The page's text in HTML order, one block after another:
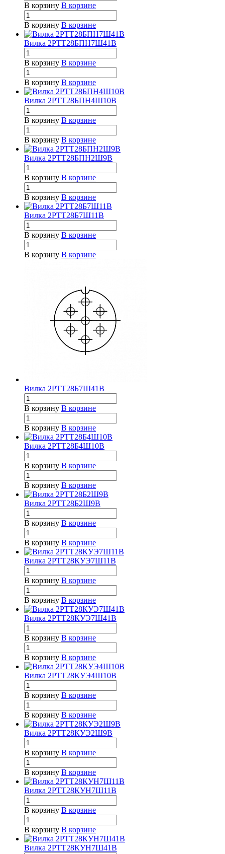
В корзину В корзине
В корзину В корзине
Вилка 2РТТ28БПН7Ш41В
В корзину В корзине
В корзину В корзине
Вилка 2РТТ28БПН4Ш10В
В корзину В корзине
В корзину В корзине
Вилка 2РТТ28БПН2Ш9В
В корзину В корзине
В корзину В корзине
Вилка 2РТТ28Б7Ш11В
В корзину В корзине
В корзину В корзине
Вилка 2РТТ28Б7Ш41В
В корзину В корзине
В корзину В корзине
Вилка 2РТТ28Б4Ш10В
В корзину В корзине
В корзину В корзине
Вилка 2РТТ28Б2Ш9В
В корзину В корзине
В корзину В корзине
Вилка 2РТТ28КУЭ7Ш11В
В корзину В корзине
В корзину В корзине
Вилка 2РТТ28КУЭ7Ш41В
В корзину В корзине
В корзину В корзине
Вилка 2РТТ28КУЭ4Ш10В
В корзину В корзине
В корзину В корзине
Вилка 2РТТ28КУЭ2Ш9В
В корзину В корзине
В корзину В корзине
Вилка 2РТТ28КУН7Ш11В
В корзину В корзине
В корзину В корзине
Вилка 2РТТ28КУН7Ш41В